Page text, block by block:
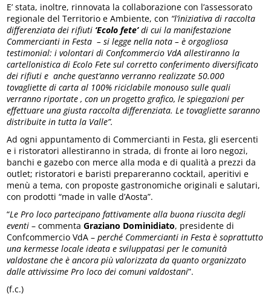
E’ stata, inoltre, rinnovata la collaborazione con l’assessorato
regionale del Territorio e Ambiente, con “l’iniziativa di raccolta
differenziata dei rifiuti ‘Ecolo fete’di cui la manifestazione
Commercianti in Festa – si legge nella nota – è orgogliosa
testimonial: i volontari di Confcommercio VdA allestiranno la
cartellonistica di Ecolo Fete sul corretto conferimento diversificato
dei rifiuti e anche quest’anno verranno realizzate 50.000
tovagliette di carta al 100% riciclabile monouso sulle quali
verranno riportate , con un progetto grafico, le spiegazioni per
effettuare una giusta raccolta differenziata. Le tovagliette saranno
distribuite in tutta la Valle”.
Ad ogni appuntamento di Commercianti in Festa, gli esercenti
e i ristoratori allestiranno in strada, di fronte ai loro negozi,
banchi e gazebo con merce alla moda e di qualità a prezzi da
outlet; ristoratori e baristi prepareranno cocktail, aperitivi e
menù a tema, con proposte gastronomiche originali e salutari,
con prodotti “made in valle d’Aosta”.
“Le Pro loco partecipano fattivamente alla buona riuscita degli
eventi – commentaGraziano Dominidiato, presidente di
Confcommercio VdA –perché Commercianti in Festa è soprattutto
una kermesse locale ideata e sviluppatasi per le comunità
valdostane che è ancora più valorizzata da quanto organizzato
dalle attivissime Pro loco dei comuni valdostani”.
(f.c.)